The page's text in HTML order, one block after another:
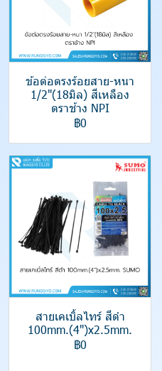
ข้อต่อตรงร้อยสาย-หนา
1/2"(18มิล) สีเหลือง
ตราช้าง NPI
฿0
สายเคเบิ้ลไทร์ สีดำ
100mm.(4")x2.5mm.
฿0